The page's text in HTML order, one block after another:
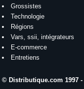
Grossistes
Technologie
Régions
Vars, ssii, intégrateurs
E-commerce
Entretiens
© Distributique.com 1997 -